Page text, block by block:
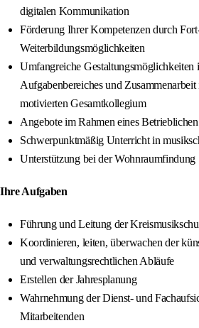
digitalen Kommunikation
Förderung Ihrer Kompetenzen durch
Weiterbildungsmöglichkeiten
Umfangreiche Gestaltungsmöglichkeiten
Aufgabenbereiches und
motivierten Gesamtkollegium
Angebote im Rahmen eines
Schwerpunktmäßig Unterricht in
Unterstützung bei der Wohnraumfindung
Ihre Aufgaben
Führung und Leitung der
Koordinieren, leiten, überwachen der
und verwaltungsrechtlichen Abläufe
Erstellen der Jahresplanung
Wahrnehmung der Dienst- und
Mitarbeitenden